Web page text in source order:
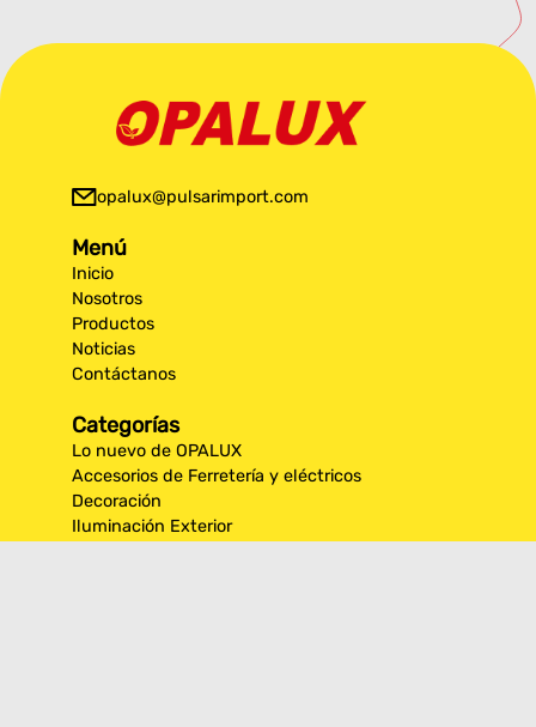
opalux@pulsarimport.com
Menú
Inicio
Nosotros
Productos
Noticias
Contáctanos
Categorías
Lo nuevo de OPALUX
Accesorios de Ferretería y eléctricos
Decoración
Iluminación Exterior